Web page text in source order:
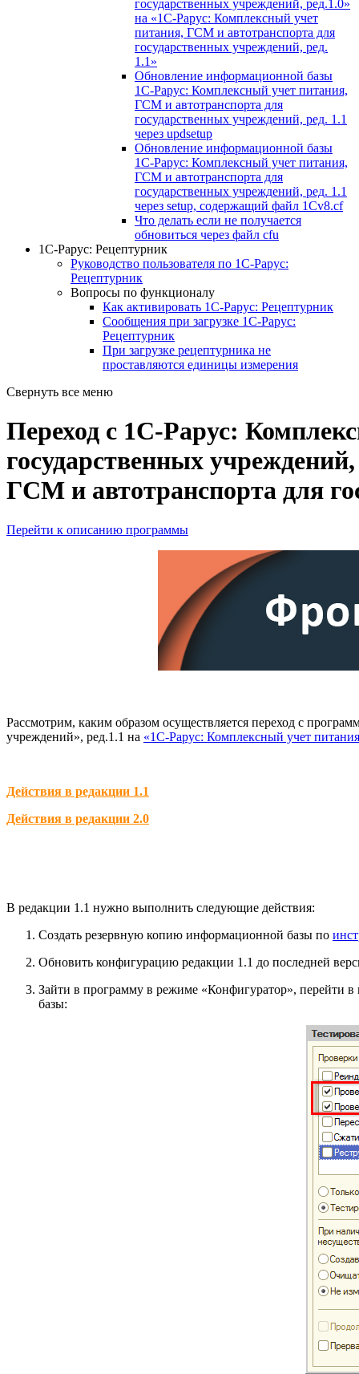
государственных учреждений, ред.1.0»
на «1С-Рарус: Комплексный учет
питания, ГСМ и автотранспорта для
государственных учреждений, ред.
1.1»
Обновление информационной базы
1С-Рарус: Комплексный учет питания,
ГСМ и автотранспорта для
государственных учреждений, ред. 1.1
через updsetup
Обновление информационной базы
1С-Рарус: Комплексный учет питания,
ГСМ и автотранспорта для
государственных учреждений, ред. 1.1
через setup, содержащий файл 1Cv8.cf
Что делать если не получается
обновиться через файл cfu
1С-Рарус: Рецептурник
Руководство пользователя по 1С-Рарус:
Рецептурник
Вопросы по функционалу
Как активировать 1С-Рарус: Рецептурник
Сообщения при загрузке 1С-Рарус:
Рецептурник
При загрузке рецептурника не
проставляются единицы измерения
Свернуть все меню
Переход с 1С-Рарус:
государственных
ГСМ и автотранспорта для
Перейти к описанию программы
Рассмотрим, каким образом осуществляется переход с
учреждений», ред.1.1 на «1С-Рарус: Комплексный учет
Действия в редакции 1.1
Действия в редакции 2.0
В редакции 1.1 нужно выполнить следующие действия:
Создать резервную копию информационной базы по
Обновить конфигурацию редакции 1.1 до последней
Зайти в программу в режиме «Конфигуратор», перейти
базы: